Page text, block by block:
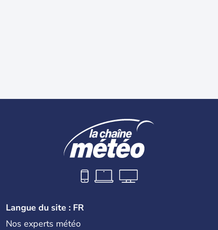
Langue du site : FR
Nos experts météo